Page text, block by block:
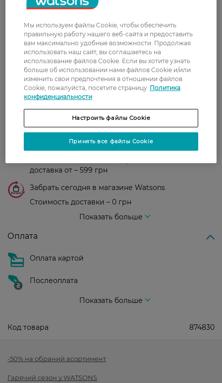
21 сентября, 2020
якість, приємний колір.
Показати ще
Доставка
Новая почта
В отделение Новой почты - 99 грн, бесплатно
от 699 грн
доставка от – 599 грн
Забрать сегодня в магазине Watsons
Стоимость доставки – 0 грн
Показать больше
Оплата
Оплата картой
Послеоплата
Показать больше
Код товара 874830
-50% на обраний асортимент
Гарячий сезон у WATSONS
Мы используем файлы Cookie, чтобы обеспечить
правильную работу нашего веб-сайта и предоставить
вам максимально удобные возможности. Продолжая
использовать наш сайт, вы соглашаетесь на
использование файлов Cookie. Если вы хотите узнать
больше об использовании нами файлов Cookie и/или
изменить свои предпочтения в отношении файлов
Cookie, пожалуйста, посетите страницу Политика
конфиденциальности
Настроить файлы Cookie
Принять все файлы Cookie